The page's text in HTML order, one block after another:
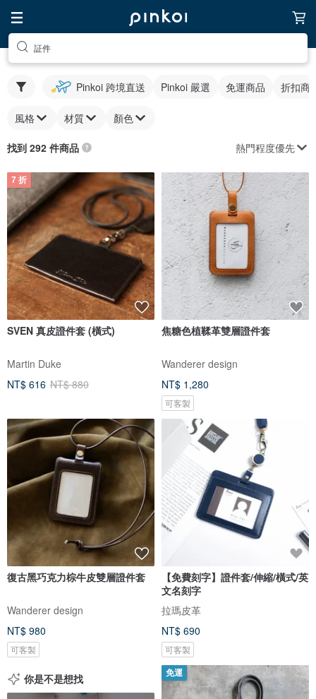
証件
Pinkoi 跨境直送 Pinkoi 嚴選 免運商品 折扣商
風格 材質 顏色
找到 292 件商品 熱門程度優先
7 折
SVEN 真皮證件套 (橫式)
Martin Duke
NT$ 616 NT$ 880
焦糖色植鞣革雙層證件套
Wanderer design
NT$ 1,280
可客製
復古黑巧克力棕牛皮雙層證件套
Wanderer design
NT$ 980
可客製
【免費刻字】證件套/伸縮/橫式/英
文名刻字
拉瑪皮革
NT$ 690
可客製
你是不是想找 免運